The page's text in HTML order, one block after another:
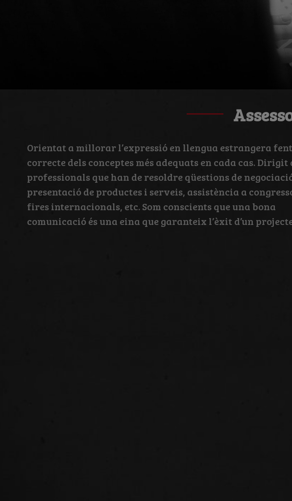
Orientat a millorar l’expressió en llengua estrangera
correcte dels conceptes més adequats en cada cas. Dirigit
professionals que han de resoldre qüestions de
presentació de productes i serveis, assistència a
fires internacionals, etc. Som conscients que una bona
comunicació és una eina que garanteix l’èxit d’un